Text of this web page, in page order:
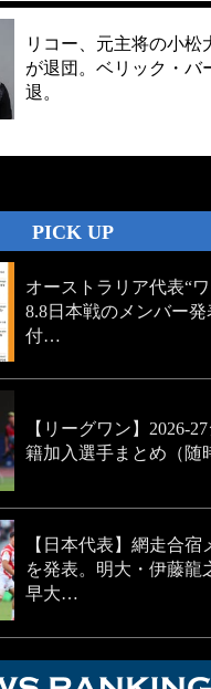
リコー、元主将の小松
が退団。ベリック・バ
退。
PICK UP
オーストラリア代表“
8.8日本戦のメンバー
付…
【リーグワン】2026-
籍加入選手まとめ（随
【日本代表】網走合宿
を発表。明大・伊藤龍
早大…